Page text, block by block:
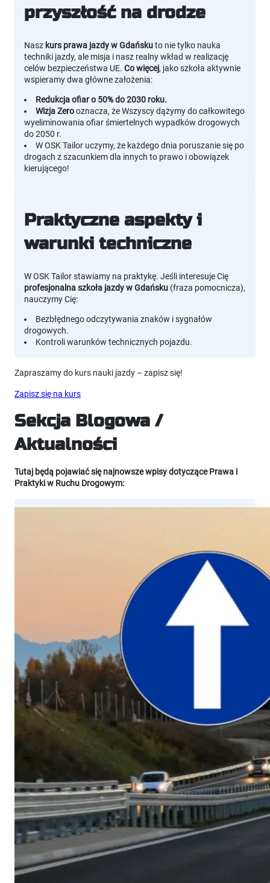
przyszłość na drodze
Nasz kurs prawa jazdy w Gdańskuto nie tylko nauka
techniki jazdy, ale misja i nasz realny wkład w realizację
celów bezpieczeństwa UE. Co więcej, jako szkoła aktywnie
wspieramy dwa główne założenia:
Redukcja ofiar o 50% do 2030 roku.
Wizja Zerooznacza, że Wszyscy dążymy do całkowitego
wyeliminowania ofiar śmiertelnych wypadków drogowych
do 2050 r.
W OSK Tailor uczymy, że każdego dnia poruszanie się po
drogach z szacunkiem dla innych to prawo i obowiązek
kierującego!
Praktyczne aspekty i
warunki techniczne
W OSK Tailor stawiamy na praktykę. Jeśli interesuje Cię
profesjonalna szkoła jazdy w Gdańsku (fraza pomocnicza),
nauczymy Cię:
Bezbłędnego odczytywania znaków i sygnałów
drogowych.
Kontroli warunków technicznych pojazdu.
Zapraszamy do kurs nauki jazdy – zapisz się!
Zapisz się na kurs
Sekcja Blogowa /
Aktualności
Tutaj będą pojawiać się najnowsze wpisy dotyczące Prawa i
Praktyki w Ruchu Drogowym: